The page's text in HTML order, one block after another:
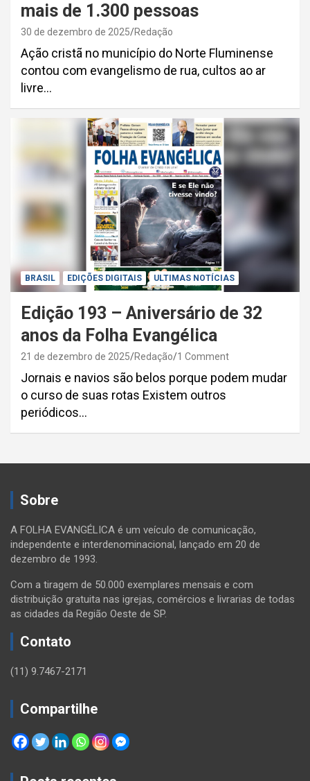
mais de 1.300 pessoas
30 de dezembro de 2025 Redação
Ação cristã no município do Norte Fluminense
contou com evangelismo de rua, cultos ao ar
livre…
BRASIL EDIÇÕES DIGITAIS ULTIMAS NOTÍCIAS
Edição 193 – Aniversário de 32
anos da Folha Evangélica
21 de dezembro de 2025 Redação 1 Comment
Jornais e navios são belos porque podem mudar
o curso de suas rotas Existem outros
periódicos…
Paginação
de
posts
Sobre
A FOLHA EVANGÉLICA é um veículo de comunicação,
independente e interdenominacional, lançado em 20 de
dezembro de 1993.
Com a tiragem de 50.000 exemplares mensais e com
distribuição gratuita nas igrejas, comércios e livrarias de todas
as cidades da Região Oeste de SP.
Contato
(11) 9.7467-2171
Compartilhe